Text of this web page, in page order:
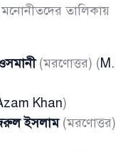
তালিকায়
(মরণোত্তর) (M.
Khan)
ইসলাম(মরণোত্তর)